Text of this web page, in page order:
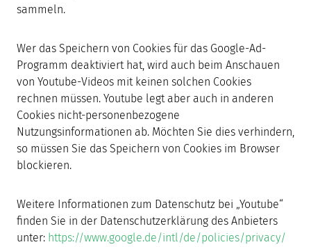
sammeln.
Wer das Speichern von Cookies für das Google-Ad-
Programm deaktiviert hat, wird auch beim Anschauen
von Youtube-Videos mit keinen solchen Cookies
rechnen müssen. Youtube legt aber auch in anderen
Cookies nicht-personenbezogene
Nutzungsinformationen ab. Möchten Sie dies verhindern,
so müssen Sie das Speichern von Cookies im Browser
blockieren.
Weitere Informationen zum Datenschutz bei „Youtube“
finden Sie in der Datenschutzerklärung des Anbieters
unter: https://www.google.de/intl/de/policies/privacy/